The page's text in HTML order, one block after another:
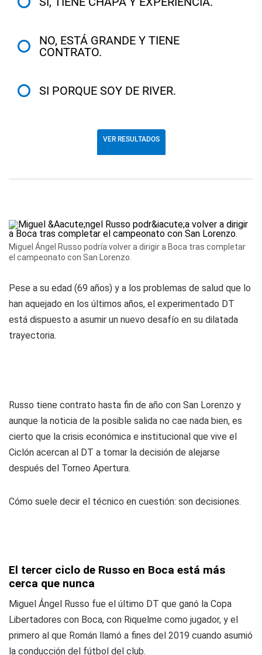
Miguel Ángel Russo podría volver a dirigir a Boca tras completar
el campeonato con San Lorenzo.
Pese a su edad (69 años) y a los problemas de salud que lo
han aquejado en los últimos años, el experimentado DT
está dispuesto a asumir un nuevo desafío en su dilatada
trayectoria.
Russo tiene contrato hasta fin de año con San Lorenzo y
aunque la noticia de la posible salida no cae nada bien, es
cierto que la crisis económica e institucional que vive el
Ciclón acercan al DT a tomar la decisión de alejarse
después del Torneo Apertura.
Cómo suele decir el técnico en cuestión: son decisiones.
El tercer ciclo de Russo en Boca está más
cerca que nunca
Miguel Ángel Russo fue el último DT que ganó la Copa
Libertadores con Boca, con Riquelme como jugador, y el
primero al que Román llamó a fines del 2019 cuando asumió
la conducción del fútbol del club.